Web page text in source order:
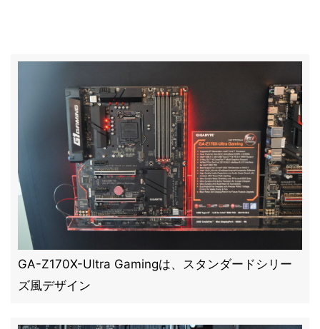
GA-Z170X-Ultra Gamingは、スタンダードシリー
ズ風デザイン